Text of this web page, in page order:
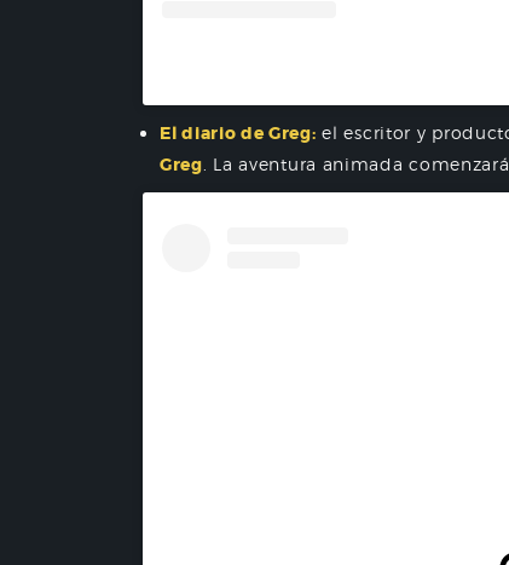
El diario de Greg: el escritor y
Greg . La aventura animada